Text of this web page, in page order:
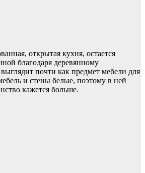
открытая кухня, остается
благодаря деревянному
почти как предмет мебели для
и стены белые, поэтому в ней
кажется больше.